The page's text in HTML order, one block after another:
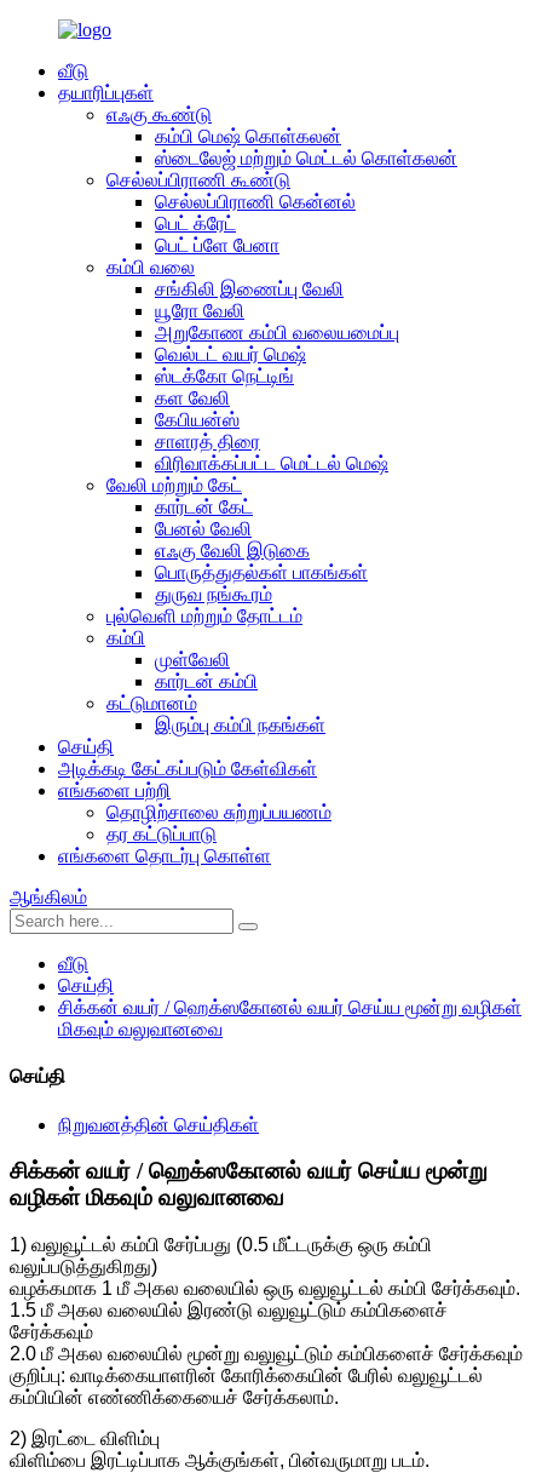
வீடு
தயாரிப்புகள்
எஃகு கூண்டு
கம்பி மெஷ் கொள்கலன்
ஸ்டைலேஜ் மற்றும் மெட்டல் கொள்கலன்
செல்லப்பிராணி கூண்டு
செல்லப்பிராணி கென்னல்
பெட் க்ரேட்
பெட் ப்ளே பேனா
கம்பி வலை
சங்கிலி இணைப்பு வேலி
யூரோ வேலி
அறுகோண கம்பி வலையமைப்பு
வெல்டட் வயர் மெஷ்
ஸ்டக்கோ நெட்டிங்
கள வேலி
கேபியன்ஸ்
சாளரத் திரை
விரிவாக்கப்பட்ட மெட்டல் மெஷ்
வேலி மற்றும் கேட்
கார்டன் கேட்
பேனல் வேலி
எஃகு வேலி இடுகை
பொருத்துதல்கள் பாகங்கள்
துருவ நங்கூரம்
புல்வெளி மற்றும் தோட்டம்
கம்பி
முள்வேலி
கார்டன் கம்பி
கட்டுமானம்
இரும்பு கம்பி நகங்கள்
செய்தி
அடிக்கடி கேட்கப்படும் கேள்விகள்
எங்களை பற்றி
தொழிற்சாலை சுற்றுப்பயணம்
தர கட்டுப்பாடு
எங்களை தொடர்பு கொள்ள
ஆங்கிலம்
வீடு
செய்தி
சிக்கன் வயர் / ஹெக்ஸகோனல் வயர் செய்ய மூன்று வழிகள்
மிகவும் வலுவானவை
செய்தி
நிறுவனத்தின் செய்திகள்
சிக்கன் வயர் / ஹெக்ஸகோனல் வயர் செய்ய மூன்று
வழிகள் மிகவும் வலுவானவை
1) வலுவூட்டல் கம்பி சேர்ப்பது (0.5 மீட்டருக்கு ஒரு கம்பி
வலுப்படுத்துகிறது)
வழக்கமாக 1 மீ அகல வலையில் ஒரு வலுவூட்டல் கம்பி சேர்க்கவும்.
1.5 மீ அகல வலையில் இரண்டு வலுவூட்டும் கம்பிகளைச்
சேர்க்கவும்
2.0 மீ அகல வலையில் மூன்று வலுவூட்டும் கம்பிகளைச் சேர்க்கவும்
குறிப்பு: வாடிக்கையாளரின் கோரிக்கையின் பேரில் வலுவூட்டல்
கம்பியின் எண்ணிக்கையைச் சேர்க்கலாம்.
2) இரட்டை விளிம்பு
விளிம்பை இரட்டிப்பாக ஆக்குங்கள், பின்வருமாறு படம்.